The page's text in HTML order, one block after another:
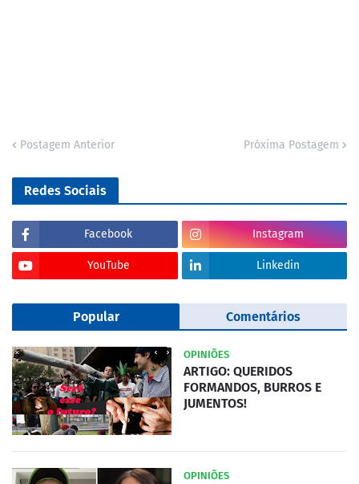
Postagem Anterior Próxima Postagem
Redes Sociais
Facebook Instagram
YouTube Linkedin
Popular Comentários
OPINIÕES
ARTIGO: QUERIDOS
FORMANDOS, BURROS E
JUMENTOS!
OPINIÕES